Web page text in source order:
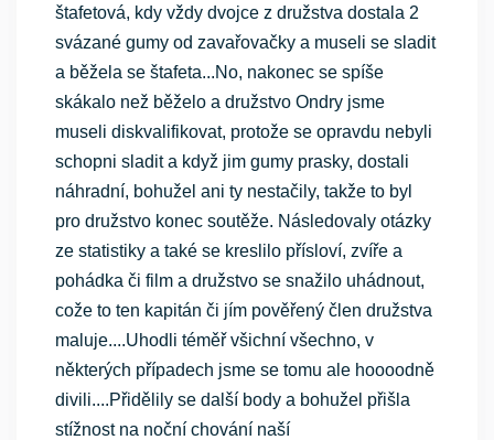
štafetová, kdy vždy dvojce z družstva dostala 2
svázané gumy od zavařovačky a museli se sladit
a běžela se štafeta...No, nakonec se spíše
skákalo než běželo a družstvo Ondry jsme
museli diskvalifikovat, protože se opravdu nebyli
schopni sladit a když jim gumy prasky, dostali
náhradní, bohužel ani ty nestačily, takže to byl
pro družstvo konec soutěže. Následovaly otázky
ze statistiky a také se kreslilo přísloví, zvíře a
pohádka či film a družstvo se snažilo uhádnout,
cože to ten kapitán či jím pověřený člen družstva
maluje....Uhodli téměř všichní všechno, v
některých případech jsme se tomu ale hoooodně
divili....Přidělily se další body a bohužel přišla
stížnost na noční chování naší